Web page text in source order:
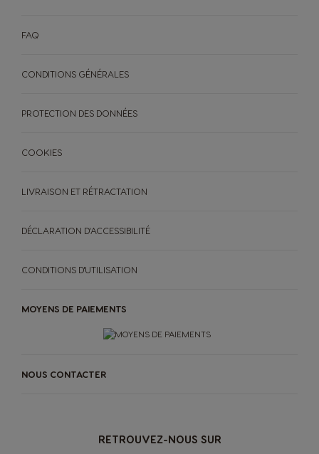
Pods compostables à domicile
MON COFFEE SHOPRETROUVEZ-NOUS SUR
MOYENS DE PAIEMENTS
NOUS CONTACTER
FAQ
CONDITIONS GÉNÉRALES
PROTECTION DES DONNÉES
COOKIES
LIVRAISON ET RÉTRACTATION
DÉCLARATION D'ACCESSIBILITÉ
CONDITIONS D'UTILISATION